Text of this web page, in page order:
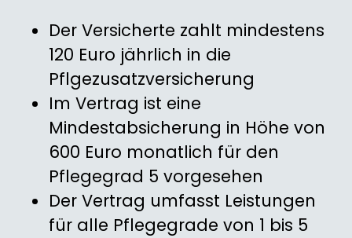
Der Versicherte zahlt mindestens
120 Euro jährlich in die
Pflgezusatzversicherung
Im Vertrag ist eine
Mindestabsicherung in Höhe von
600 Euro monatlich für den
Pflegegrad 5 vorgesehen
Der Vertrag umfasst Leistungen
für alle Pflegegrade von 1 bis 5